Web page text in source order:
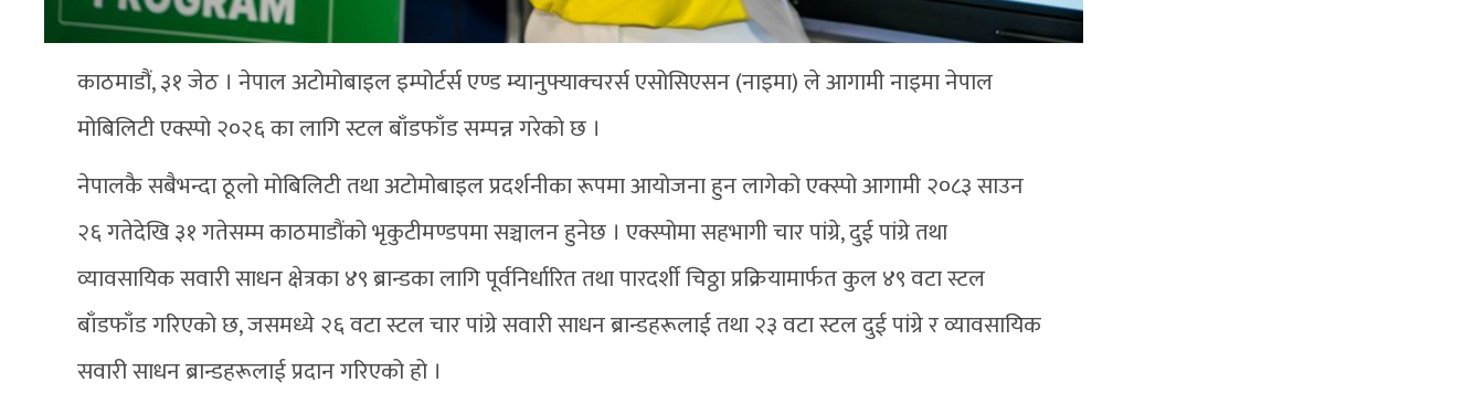
काठमाडौं, ३१ जेठ । नेपाल अटोमोबाइल इम्पोर्टर्स एण्ड म्यानुफ्याक्चरर्स एसोसिएसन (नाइमा) ले आगामी नाइमा नेपाल
मोबिलिटी एक्स्पो २०२६ का लागि स्टल बाँडफाँड सम्पन्न गरेको छ ।
नेपालकै सबैभन्दा ठूलो मोबिलिटी तथा अटोमोबाइल प्रदर्शनीका रूपमा आयोजना हुन लागेको एक्स्पो आगामी २०८३ साउन
२६ गतेदेखि ३१ गतेसम्म काठमाडौंको भृकुटीमण्डपमा सञ्चालन हुनेछ । एक्स्पोमा सहभागी चार पांग्रे, दुई पांग्रे तथा
व्यावसायिक सवारी साधन क्षेत्रका ४९ ब्रान्डका लागि पूर्वनिर्धारित तथा पारदर्शी चिठ्ठा प्रक्रियामार्फत कुल ४९ वटा स्टल
बाँडफाँड गरिएको छ, जसमध्ये २६ वटा स्टल चार पांग्रे सवारी साधन ब्रान्डहरूलाई तथा २३ वटा स्टल दुई पांग्रे र व्यावसायिक
सवारी साधन ब्रान्डहरूलाई प्रदान गरिएको हो ।